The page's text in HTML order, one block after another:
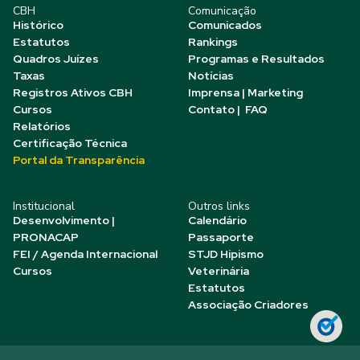
CBH
Histórico
Estatutos
Quadros Juízes
Taxas
Registros Ativos CBH
Cursos
Relatórios
Certificação Técnica
Portal da Transparência
Comunicação
Comunicados
Rankings
Programas e Resultados
Notícias
Imprensa | Marketing
Contato | FAQ
Institucional
Desenvolvimento |
PRONACAP
FEI / Agenda Internacional
Cursos
Outros links
Calendário
Passaporte
STJD Hipismo
Veterinária
Estatutos
Associação Criadores